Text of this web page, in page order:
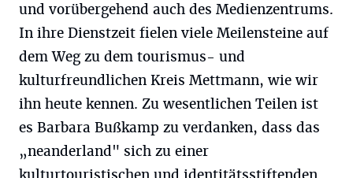
und vorübergehend auch des Medienzentrums.
In ihre Dienstzeit fielen viele Meilensteine auf
dem Weg zu dem tourismus- und
kulturfreundlichen Kreis Mettmann, wie wir
ihn heute kennen. Zu wesentlichen Teilen ist
es Barbara Bußkamp zu verdanken, dass das
„neanderland" sich zu einer